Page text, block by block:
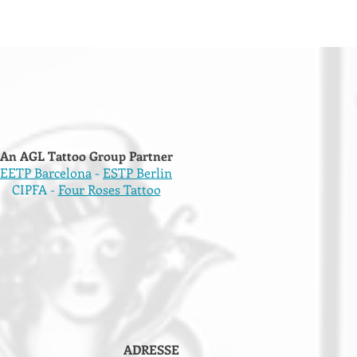
An AGL Tattoo Group Partner
EETP Barcelona - ESTP Berlin
CIPFA - Four Roses Tattoo
ADRESSE